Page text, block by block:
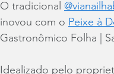
O tradicional
inovou com o Peixe à
Gastronômico Folha |
Idealizado pelo